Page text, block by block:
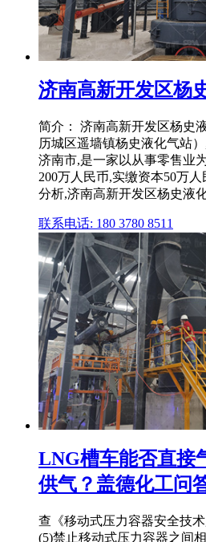
济南高新开发区杨
简介： 济南高新开发区杨史
历城区遥墙镇杨史液化气站
济南市,是一家以从事零售业
200万人民币,实缴资本50万
分析,济南高新开发区杨史液
联系电话: 180 3780 8511
LNG槽车能否直接
供气？盖德化工问
查《移动式压力容器安全技
(5)禁止移动式压力容器之间